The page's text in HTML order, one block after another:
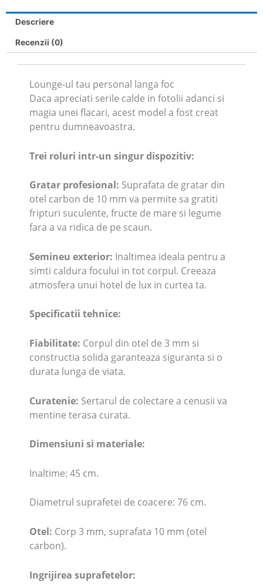
Descriere
Recenzii (0)
Lounge-ul tau personal langa foc
Daca apreciati serile calde in fotolii adanci si
magia unei flacari, acest model a fost creat
pentru dumneavoastra.
Trei roluri intr-un singur dispozitiv:
Gratar profesional: Suprafata de gratar din
otel carbon de 10 mm va permite sa gratiti
fripturi suculente, fructe de mare si legume
fara a va ridica de pe scaun.
Semineu exterior: Inaltimea ideala pentru a
simti caldura focului in tot corpul. Creeaza
atmosfera unui hotel de lux in curtea ta.
Specificatii tehnice:
Fiabilitate: Corpul din otel de 3 mm si
constructia solida garanteaza siguranta si o
durata lunga de viata.
Curatenie: Sertarul de colectare a cenusii va
mentine terasa curata.
Dimensiuni si materiale:
Inaltime: 45 cm.
Diametrul suprafetei de coacere: 76 cm.
Otel: Corp 3 mm, suprafata 10 mm (otel
carbon).
Ingrijirea suprafetelor: